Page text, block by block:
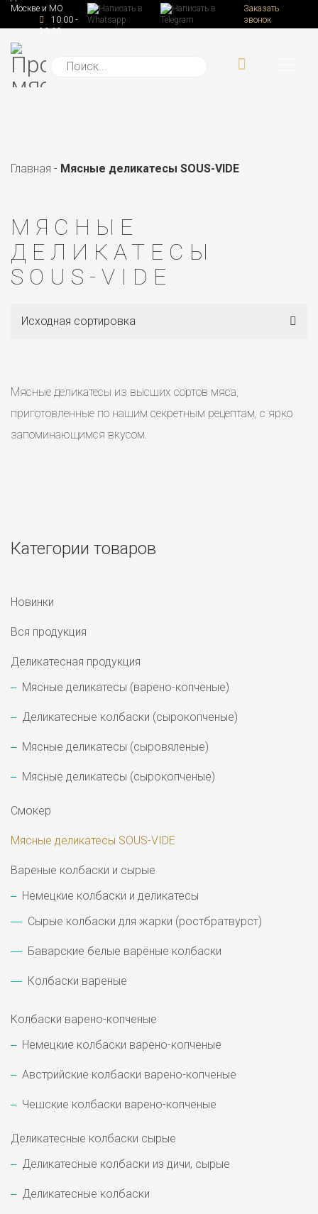
Москве и МО
10:00 -
20:00
Заказать
звонок
Главная - Мясные деликатесы SOUS-VIDE
МЯСНЫЕ
ДЕЛИКАТЕСЫ
SOUS-VIDE
Исходная сортировка
Мясные деликатесы из высших сортов мяса,
приготовленные по нашим секретным рецептам, с ярко
запоминающимся вкусом.
Категории товаров
Новинки
Вся продукция
Деликатесная продукция
Мясные деликатесы (варено-копченые)
Деликатесные колбаски (сырокопченые)
Мясные деликатесы (сыровяленые)
Мясные деликатесы (сырокопченые)
Смокер
Мясные деликатесы SOUS-VIDE
Вареные колбаски и сырые
Немецкие колбаски и деликатесы
Сырые колбаски для жарки (ростбратвурст)
Баварские белые варёные колбаски
Колбаски вареные
Колбаски варено-копченые
Немецкие колбаски варено-копченые
Австрийские колбаски варено-копченые
Чешские колбаски варено-копченые
Деликатесные колбаски сырые
Деликатесные колбаски из дичи, сырые
Деликатесные колбаски